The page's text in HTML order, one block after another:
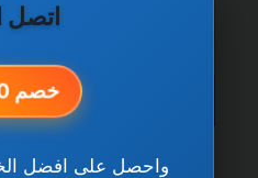
خدمات الشارقة
اتصل
خصم 30%
واحصل على افضل